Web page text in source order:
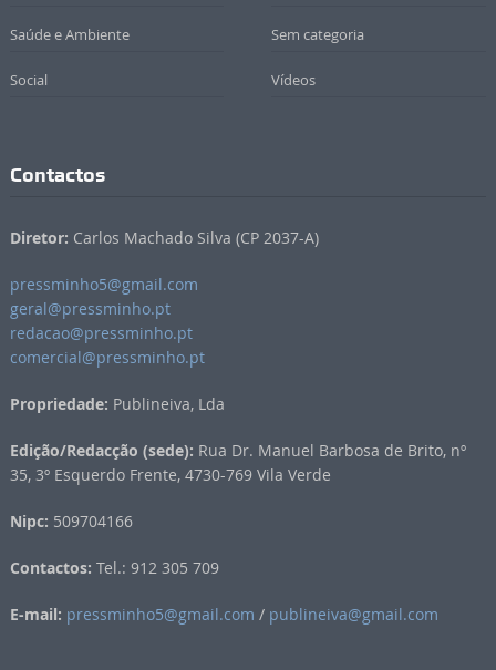
Saúde e Ambiente Sem categoria
Social Vídeos
Contactos
Diretor: Carlos Machado Silva (CP 2037-A)
pressminho5@gmail.com
geral@pressminho.pt
redacao@pressminho.pt
comercial@pressminho.pt
Propriedade: Publineiva, Lda
Edição/Redacção (sede): Rua Dr. Manuel Barbosa de Brito, nº
35, 3º Esquerdo Frente, 4730-769 Vila Verde
Nipc: 509704166
Contactos: Tel.: 912 305 709
E-mail: pressminho5@gmail.com / publineiva@gmail.com